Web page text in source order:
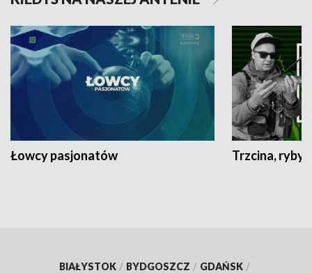
Łowcy pasjonatów Trzcina, ryby
BIAŁYSTOK / BYDGOSZCZ / GDAŃSK /